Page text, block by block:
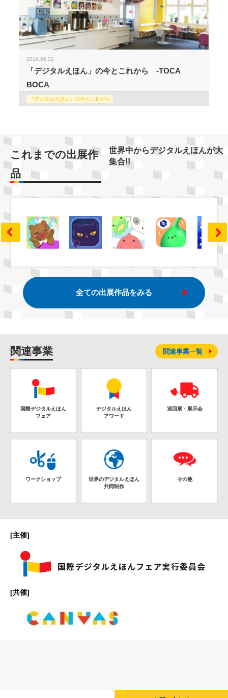
2016.06.02
「デジタルえほん」の今とこれから -TOCA
BOCA
「デジタルえほん」の今とこれから
これまでの出展作
品
世界中からデジタルえほんが大
集合!!
全ての出展作品をみる
関連事業
国際デジタルえほん
フェア
デジタルえほん
アワード
巡回展・展示会
ワークショップ
世界のデジタルえほん
共同制作
その他
関連事業一覧
[主催]
[共催]